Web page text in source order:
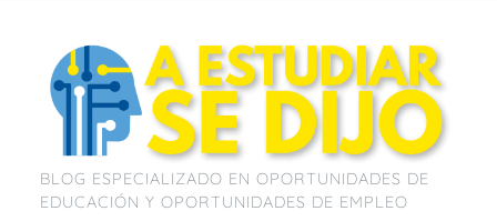
BLOG ESPECIALIZADO EN OPORTUNIDADES DE
EDUCACIÓN Y OPORTUNIDADES DE EMPLEO